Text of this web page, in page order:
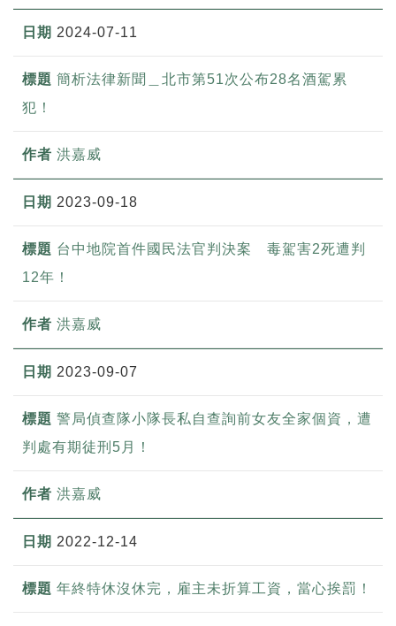
2024-07-11
簡析法律新聞＿北市第51次公布28名酒駕累
犯！
洪嘉威
2023-09-18
台中地院首件國民法官判決案 毒駕害2死遭判
12年！
洪嘉威
2023-09-07
警局偵查隊小隊長私自查詢前女友全家個資，遭
判處有期徒刑5月！
洪嘉威
2022-12-14
年終特休沒休完，雇主未折算工資，當心挨罰！